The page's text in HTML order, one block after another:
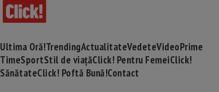
Ultima Oră!TrendingActualitateVedeteVideoPrime
TimeSportStil de viațăClick! Pentru FemeiClick!
SănătateClick! Poftă Bună!Contact